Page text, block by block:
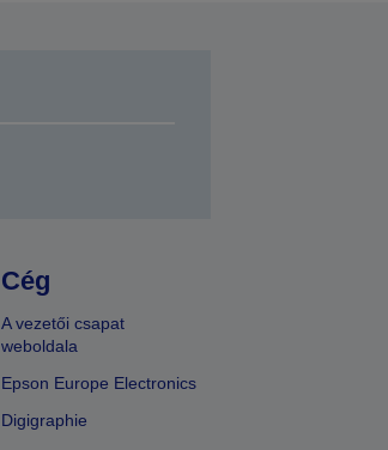
Cég
A vezetői csapat
weboldala
Epson Europe Electronics
Digigraphie